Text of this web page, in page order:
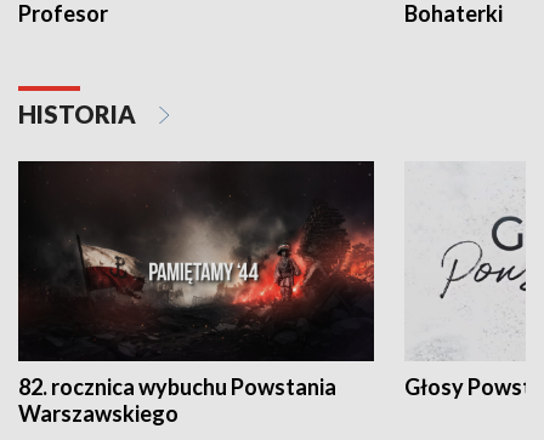
Profesor Bohaterki
HISTORIA
82. rocznica wybuchu Powstania
Warszawskiego
Głosy